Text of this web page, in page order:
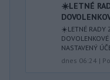
☀️LETNÉ
☀️LETNÉ RADY
NASTAVENÝ
dnes 06:24 |